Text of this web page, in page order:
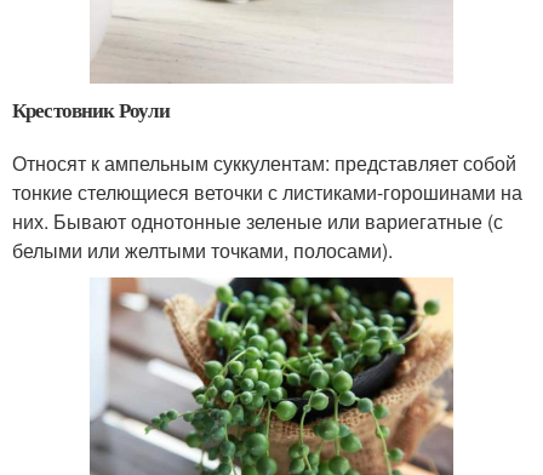
Крестовник Роули
Относят к ампельным суккулентам: представляет собой
тонкие стелющиеся веточки с листиками-горошинами на
них. Бывают однотонные зеленые или вариегатные (с
белыми или желтыми точками, полосами).